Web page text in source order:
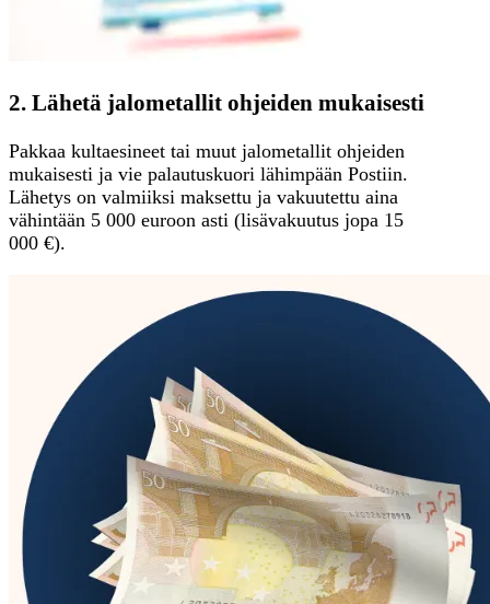
2. Lähetä jalometallit ohjeiden mukaisesti
Pakkaa kultaesineet tai muut jalometallit ohjeiden
mukaisesti ja vie palautuskuori lähimpään Postiin.
Lähetys on valmiiksi maksettu ja vakuutettu aina
vähintään 5 000 euroon asti (lisävakuutus jopa 15
000 €).